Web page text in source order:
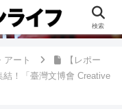
ルメ、観光、生活・ビジネ
台湾ブログです。
アート
【レポー
結！「臺灣文博會 Creative
検索